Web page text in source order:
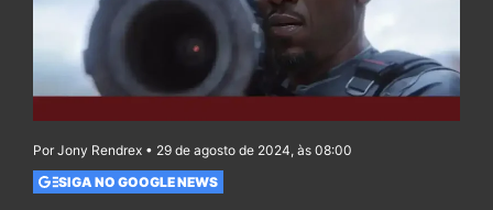
Por Jony Rendrex • 29 de agosto de 2024, às 08:00
SIGA NO GOOGLE NEWS